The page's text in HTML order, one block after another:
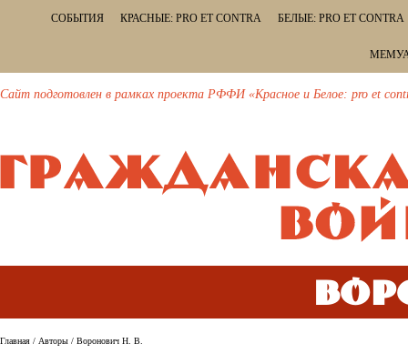
СОБЫТИЯ КРАСНЫЕ: PRO ET CONTRA БЕЛЫЕ: PRO ET CONTRA
Сайт подготовлен в рамках проекта РФФИ «Красное и Белое: pro et
Главная / Авторы / Воронович Н. В.